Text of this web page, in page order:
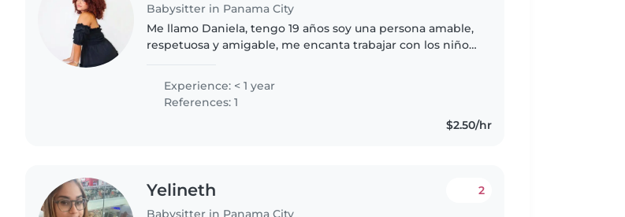
Babysitter in Panama City
Me llamo Daniela, tengo 19 años soy una persona amable,
respetuosa y amigable, me encanta trabajar con los niños.
Experience: < 1 year
References: 1
$2.50/hr
Yelineth
Babysitter in Panama City
2